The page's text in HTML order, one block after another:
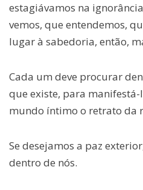
estagiávamos na
vemos, que entendemos,
lugar à sabedoria, então,
Cada um deve procurar
que existe, para manifestá-
mundo íntimo o retrato da
Se desejamos a paz
dentro de nós.